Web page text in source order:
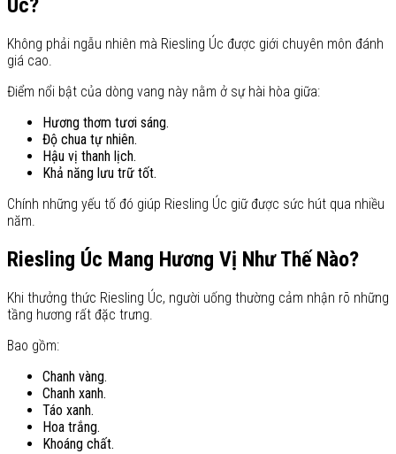
Úc?
Không phải ngẫu nhiên mà Riesling Úc được giới chuyên môn đánh
giá cao.
Điểm nổi bật của dòng vang này nằm ở sự hài hòa giữa:
Hương thơm tươi sáng.
Độ chua tự nhiên.
Hậu vị thanh lịch.
Khả năng lưu trữ tốt.
Chính những yếu tố đó giúp Riesling Úc giữ được sức hút qua nhiều
năm.
Riesling Úc Mang Hương Vị Như Thế Nào?
Khi thưởng thức Riesling Úc, người uống thường cảm nhận rõ những
tầng hương rất đặc trưng.
Bao gồm:
Chanh vàng.
Chanh xanh.
Táo xanh.
Hoa trắng.
Khoáng chất.